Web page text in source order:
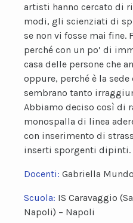
artisti hanno cercato di
modi, gli scienziati di
se non vi fosse mai fine.
perché con un po’ di
casa delle persone che
oppure, perché è la
sembrano tanto
Abbiamo deciso così di
monospalla di linea
con inserimento di
inserti sporgenti dipinti.
Docenti: Gabriella
Scuola: IS Caravaggio
Napoli) – Napoli